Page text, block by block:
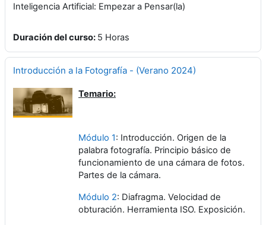
Inteligencia Artificial: Empezar a Pensar(la)
Duración del curso: 5 Horas
Introducción a la Fotografía - (Verano 2024)
Temario:
Módulo 1: Introducción. Origen de la
palabra fotografía. Principio básico de
funcionamiento de una cámara de fotos.
Partes de la cámara.
Módulo 2: Diafragma. Velocidad de
obturación. Herramienta ISO. Exposición.